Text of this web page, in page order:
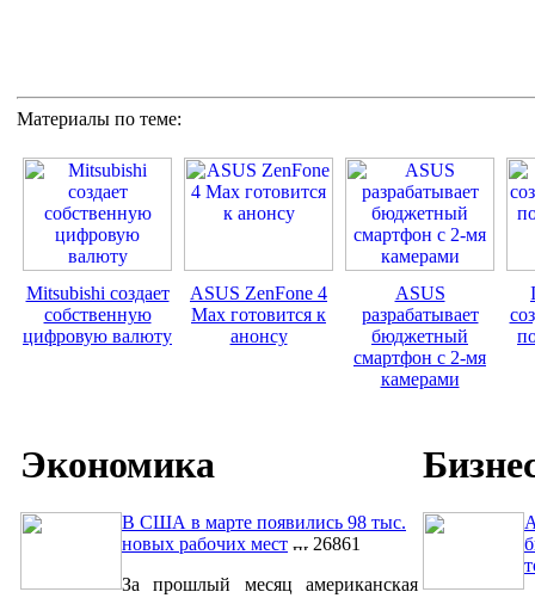
Материалы по теме:
Mitsubishi создает
собственную
цифровую валюту
ASUS ZenFone 4
Max готовится к
анонсу
ASUS
разрабатывает
бюджетный
смартфон с 2-мя
камерами
Экономика
В США в марте появились 98 тыс.
новых рабочих мест
26861
За прошлый месяц американская